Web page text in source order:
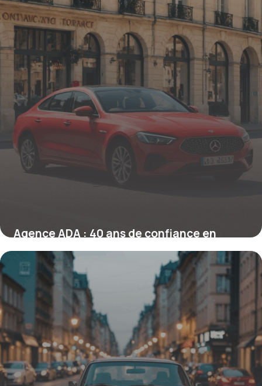
Agence ADA : 40 ans de confiance en
location de voiture en France
6 novembre 2025